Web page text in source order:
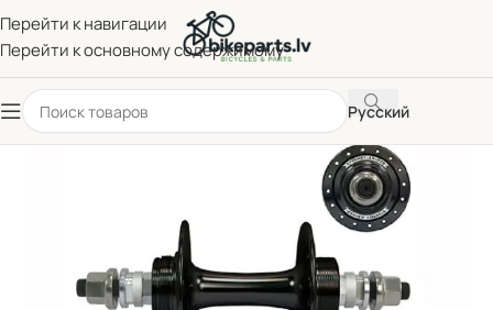
Перейти к навигации
Перейти к основному содержимому
Русский